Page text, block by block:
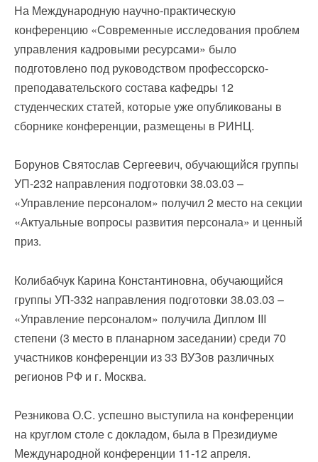
На Международную научно-практическую
конференцию «Современные исследования проблем
управления кадровыми ресурсами» было
подготовлено под руководством профессорско-
преподавательского состава кафедры 12
студенческих статей, которые уже опубликованы в
сборнике конференции, размещены в РИНЦ.
Борунов Святослав Сергеевич, обучающийся группы
УП-232 направления подготовки 38.03.03 –
«Управление персоналом» получил 2 место на секции
«Актуальные вопросы развития персонала» и ценный
приз.
Колибабчук Карина Константиновна, обучающийся
группы УП-332 направления подготовки 38.03.03 –
«Управление персоналом» получила Диплом III
степени (3 место в планарном заседании) среди 70
участников конференции из 33 ВУЗов различных
регионов РФ и г. Москва.
Резникова О.С. успешно выступила на конференции
на круглом столе с докладом, была в Президиуме
Международной конференции 11-12 апреля.